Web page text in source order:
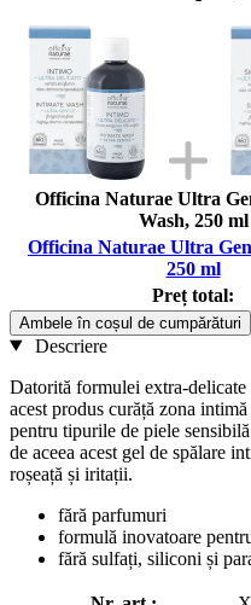
Officina Naturae Ultra
Wash, 250 ml
Officina Naturae Ultra
250 ml
Preț total:
Ambele în coșul de cumpărături
Descriere
Datorită formulei extra-
acest produs curăță zona
pentru tipurile de piele
de aceea acest gel de spălare
roșeață și iritații.
fără parfumuri
formulă inovatoare
fără sulfați, siliconi și